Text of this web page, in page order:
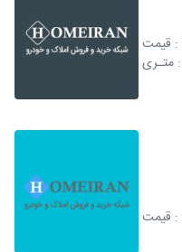
: قیمت
: متـری
: قیمت